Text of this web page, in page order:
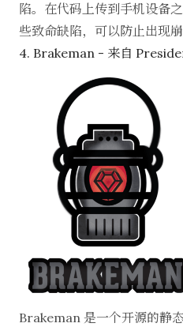
陷。在代码上传到手机设备
些致命缺陷，可以防止出现崩
4. Brakeman - 来自
Brakeman 是一个开源的静